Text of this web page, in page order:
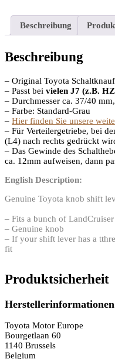
Beschreibung
Beschreibung
– Original Toyota
– Passt bei vielen J7 (z.B.
– Durchmesser ca. 37/40
– Farbe: Standard-Grau
– Hier finden Sie unsere
– Für Verteilergetriebe, bei
(L4) nach rechts gedrückt
– Das Gewinde des
ca. 12mm aufweisen, dann
English Description:
Genuine Toyota knob shift
– Fits a bunch of
– Genuine knob
– If your shift lever has a
fit
Produktsicherheit
Herstellerinformationen
Toyota Motor Europe
Bourgetlaan 60
1140 Brussels
Belgium